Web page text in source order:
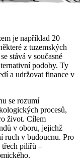
je například 20
z tuzemských
stává v současné
podoby. Ty
a udržovat finance v
se rozumí
procesů,
život. Cílem
v oboru, jejichž
ruch v budoucnu. Pro
třech pilířů –